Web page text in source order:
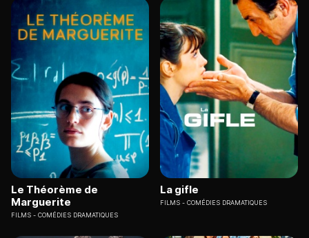
Le Théorème de
Marguerite
FILMS COMÉDIES DRAMATIQUES
La gifle
FILMS COMÉDIES DRAMATIQUES